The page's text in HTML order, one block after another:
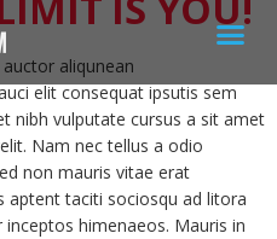
aliqunean
elit consequat ipsutis sem
nibh vulputate cursus a sit amet
Nam nec tellus a odio
non mauris vitae erat
aptent taciti sociosqu ad litora
himenaeos. Mauris in